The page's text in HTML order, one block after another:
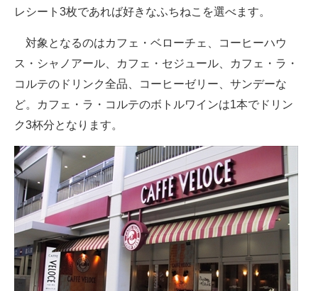
レシート3枚であれば好きなふちねこを選べます。
対象となるのはカフェ・ベローチェ、コーヒーハウ
ス・シャノアール、カフェ・セジュール、カフェ・ラ・
コルテのドリンク全品、コーヒーゼリー、サンデーな
ど。カフェ・ラ・コルテのボトルワインは1本でドリン
ク3杯分となります。